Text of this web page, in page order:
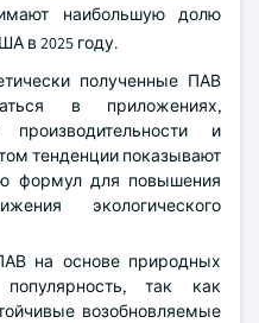
наибольшую долю
в 2025 году.
полученные ПАВ
в приложениях,
и
тенденции показывают
формул для повышения
экологического
на основе природных
так как
возобновляемые